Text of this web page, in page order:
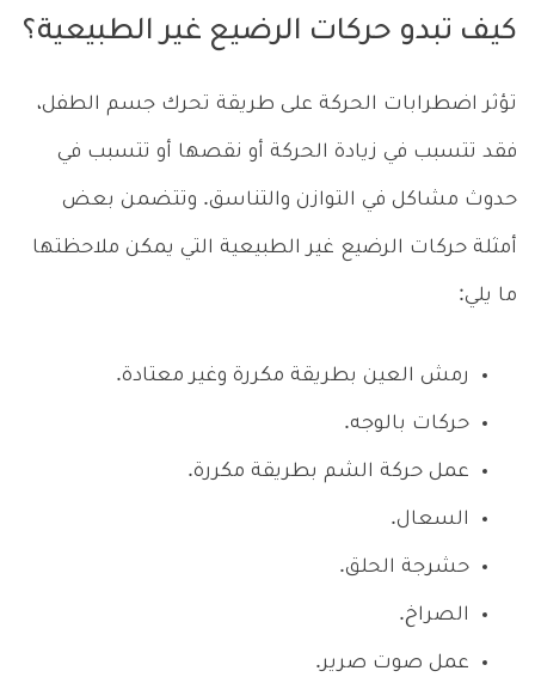
كيف تبدو حركات الرضيع غير الطبيعية؟
تؤثر اضطرابات الحركة على طريقة تحرك جسم الطفل،
فقد تتسبب في زيادة الحركة أو نقصها أو تتسبب في
حدوث مشاكل في التوازن والتناسق. وتتضمن بعض
أمثلة حركات الرضيع غير الطبيعية التي يمكن ملاحظتها
ما يلي:
رمش العين بطريقة مكررة وغير معتادة.
حركات بالوجه.
عمل حركة الشم بطريقة مكررة.
السعال.
حشرجة الحلق.
الصراخ.
عمل صوت صرير.